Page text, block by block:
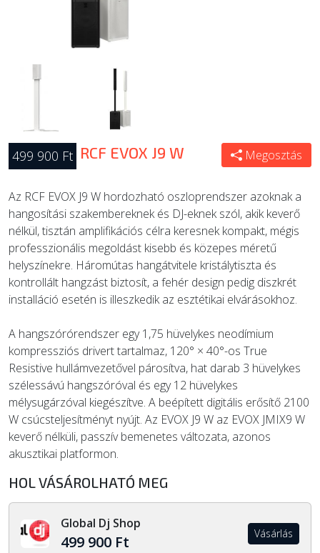
499 900 Ft RCF EVOX J9 W Megosztás
Az RCF EVOX J9 W hordozható oszloprendszer azoknak a
hangosítási szakembereknek és DJ-eknek szól, akik keverő
nélkül, tisztán amplifikációs célra keresnek kompakt, mégis
professzionális megoldást kisebb és közepes méretű
helyszínekre. Háromútas hangátvitele kristálytiszta és
kontrollált hangzást biztosít, a fehér design pedig diszkrét
installáció esetén is illeszkedik az esztétikai elvárásokhoz.
A hangszórórendszer egy 1,75 hüvelykes neodímium
kompressziós drivert tartalmaz, 120° × 40°-os True
Resistive hullámvezetővel párosítva, hat darab 3 hüvelykes
szélessávú hangszóróval és egy 12 hüvelykes
mélysugárzóval kiegészítve. A beépített digitális erősítő 2100
W csúcsteljesítményt nyújt. Az EVOX J9 W az EVOX JMIX9 W
keverő nélküli, passzív bemenetes változata, azonos
akusztikai platformon.
HOL VÁSÁROLHATÓ MEG
Global Dj Shop
499 900 Ft Vásárlás